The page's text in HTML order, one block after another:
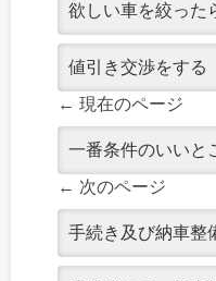
欲しい車を絞った
値引き交渉をする
← 現在のページ
一番条件のいいと
← 次のページ
手続き及び納車整